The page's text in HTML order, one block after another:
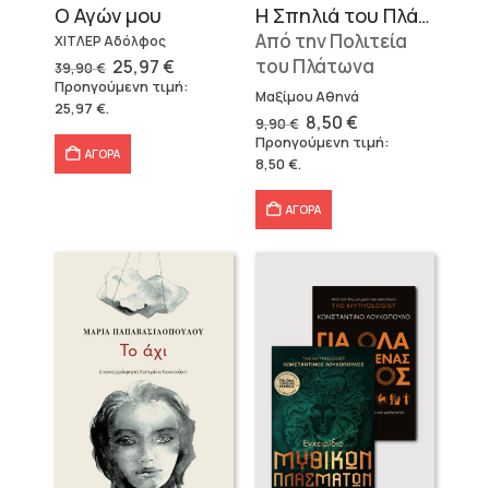
Ο Αγών μου
ΧΙΤΛΕΡ Αδόλφος
39,90€ Original
price
was:
25,97€Η
τρέχουσα
τιμή
Προηγούμενη τιμή:
25,97 €.
ΑΓΟΡΑ
Η Σπηλιά του Πλάτωνα
Από την Πολιτεία
του Πλάτωνα
Μαξίμου Αθηνά
9,90€ Original
price
was:
8,50€Η
τρέχουσα
τιμή
Προηγούμενη τιμή:
8,50€.
ΑΓΟΡΑ